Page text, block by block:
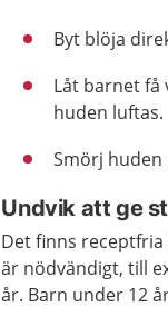
Byt blöja
Låt barnet
huden luftas.
Smörj huden
Undvik att ge
Det finns
är nödvändigt, till
år. Barn under 12